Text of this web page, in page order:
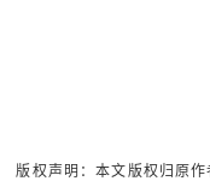
版权声明：本文版权归原